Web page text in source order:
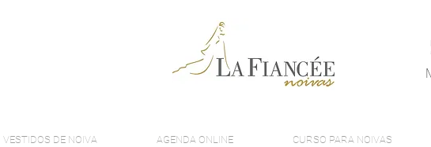
VESTIDOS DE NOIVA AGENDA ONLINE CURSO PARA NOIVAS